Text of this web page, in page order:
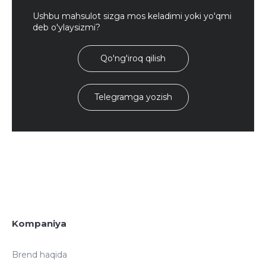
Ushbu mahsulot sizga mos keladimi yoki yo'qmi
deb o'ylaysizmi?
Qo'ng'iroq qilish
Telegramga yozish
Kompaniya
Brend haqida